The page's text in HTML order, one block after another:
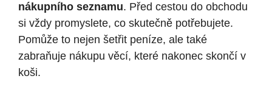
nákupního seznamu. Před cestou do obchodu
si vždy promyslete, co skutečně potřebujete.
Pomůže to nejen šetřit peníze, ale také
zabraňuje nákupu věcí, které nakonec skončí v
koši.